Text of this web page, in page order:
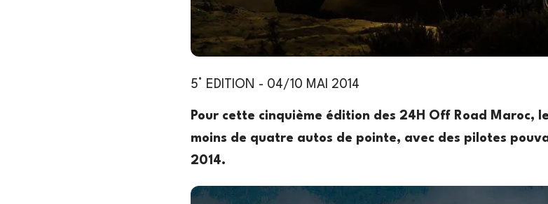
5° EDITION - 04/10 MAI 2014
Pour cette cinquième édition des 24H Off Road Maroc,
moins de quatre autos de pointe, avec des pilotes
2014.